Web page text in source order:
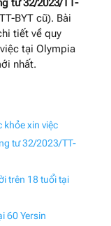
tư 32/2023/TT-
BYT cũ). Bài
tiết về quy
tại Olympia
nhất.
khỏe xin việc
tư 32/2023/TT-
trên 18 tuổi tại
60 Yersin